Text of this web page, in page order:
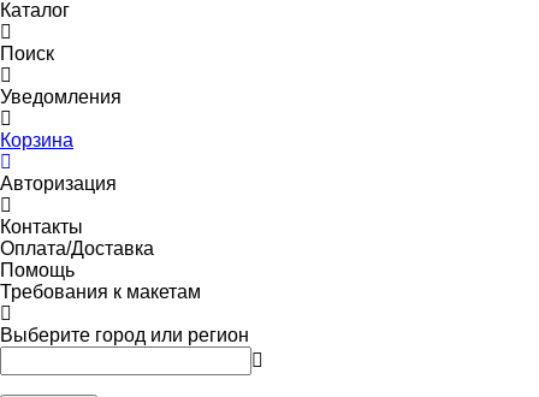
Каталог
Поиск
Уведомления
Корзина
Авторизация
Контакты
Оплата/Доставка
Помощь
Требования к макетам
Выберите город или регион